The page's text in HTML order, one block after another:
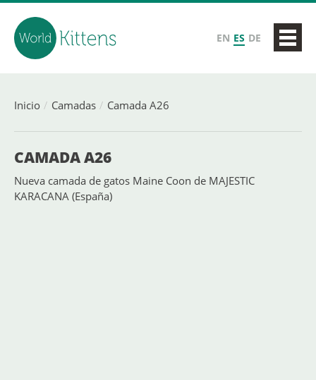
EN ES DE
Inicio Camadas Camada A26
CAMADA A26
Nueva camada de gatos Maine Coon de MAJESTIC
KARACANA (España)